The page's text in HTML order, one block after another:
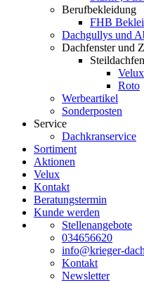
Berufbekleidung
FHB
Dachgullys und
Dachfenster und
Velux
Roto
Werbeartikel
Sonderposten
Service
Dachkranservice
Sortiment
Aktionen
Velux
Kontakt
Beratungstermin
Kunde werden
Stellenangebote
034656620
info@krieger-
Kontakt
Newsletter